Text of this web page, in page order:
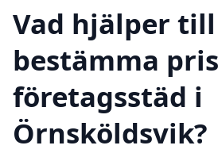
Vad hjälper
bestämma
företagsstäd i
Örnsköldsvik?